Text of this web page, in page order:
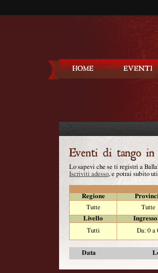
Lo sapevi che se ti registri a
Iscriviti adesso, e potrai subito
Regione
Tutte
Tutte
Livello
Tutti
Da: 0 a
Data